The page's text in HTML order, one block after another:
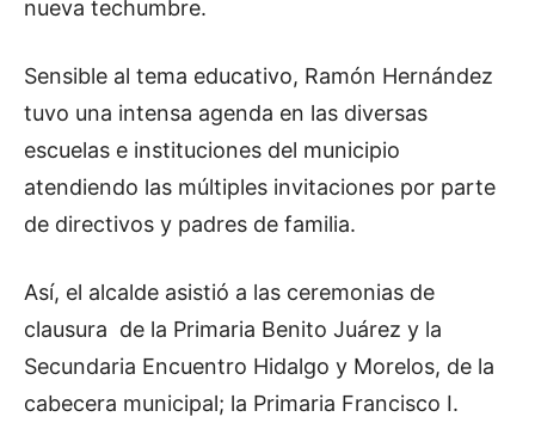
nueva techumbre.
Sensible al tema educativo, Ramón Hernández
tuvo una intensa agenda en las diversas
escuelas e instituciones del municipio
atendiendo las múltiples invitaciones por parte
de directivos y padres de familia.
Así, el alcalde asistió a las ceremonias de
clausura de la Primaria Benito Juárez y la
Secundaria Encuentro Hidalgo y Morelos, de la
cabecera municipal; la Primaria Francisco I.